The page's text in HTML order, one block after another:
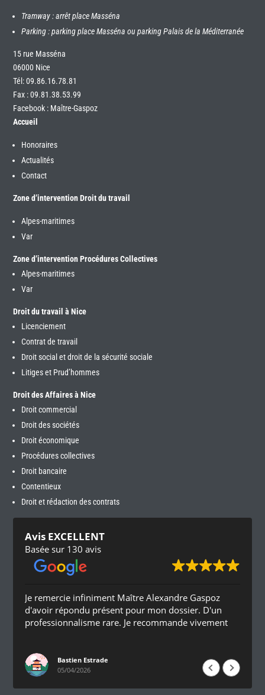
Tramway : arrêt place Masséna
Parking : parking place Masséna ou parking Palais de la Méditerranée
15 rue Masséna
06000 Nice
Tél:09.86.16.78.81
Fax : 09.81.38.53.99
Facebook : Maître-Gaspoz
Accueil
Honoraires
Actualités
Contact
Zone d’intervention Droit du travail
Alpes-maritimes
Var
Zone d’intervention Procédures Collectives
Alpes-maritimes
Var
Droit du travail à Nice
Licenciement
Contrat de travail
Droit social et droit de la sécurité sociale
Litiges et Prud’hommes
Droit des Affaires à Nice
Droit commercial
Droit des sociétés
Droit économique
Procédures collectives
Droit bancaire
Contentieux
Droit et rédaction des contrats
Avis EXCELLENT
Basée sur 130 avis
Je remercie infiniment Maître Alexandre Gaspoz
d'avoir répondu présent pour mon dossier. D'un
professionnalisme rare. Je recommande vivement
Bastien Estrade
05/04/2026